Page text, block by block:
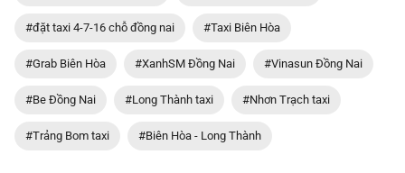
#đặt taxi 4-7-16 chỗ đồng nai #Taxi Biên Hòa
#Grab Biên Hòa #XanhSM Đồng Nai #Vinasun Đồng Nai
#Be Đồng Nai #Long Thành taxi #Nhơn Trạch taxi
#Trảng Bom taxi #Biên Hòa - Long Thành